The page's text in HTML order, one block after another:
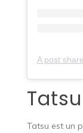
Tatsu
Tatsu est un